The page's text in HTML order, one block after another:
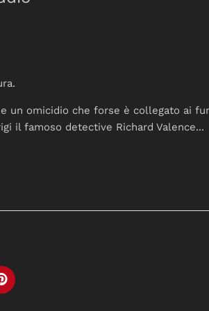
un omicidio che forse è collegato ai
il famoso detective Richard Valence...